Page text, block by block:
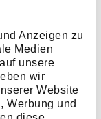
Anzeigen zu
Medien
unsere
wir
Website
Werbung und
ISO 3318,